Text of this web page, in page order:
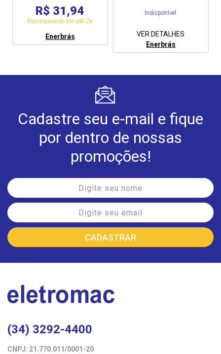
R$ 31,94
Parcelamento em até 2x
Enerbrás
Indisponível
VER DETALHES
Enerbrás
Cadastre seu e-mail e fique
por dentro de nossas
promoções!
(34) 3292-4400
CNPJ: 21.770.011/0001-20